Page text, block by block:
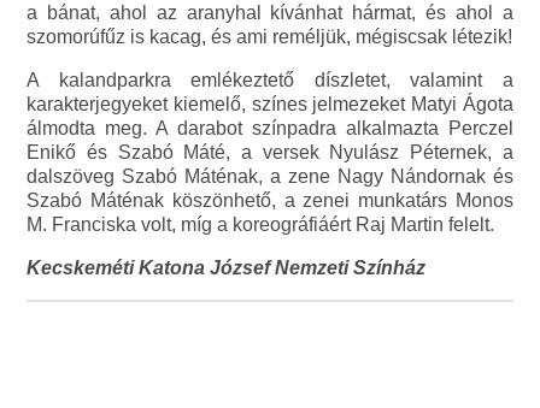
a bánat, ahol az aranyhal kívánhat hármat, és ahol a
szomorúfűz is kacag, és ami reméljük, mégiscsak létezik!
A kalandparkra emlékeztető díszletet, valamint a
karakterjegyeket kiemelő, színes jelmezeket Matyi Ágota
álmodta meg. A darabot színpadra alkalmazta Perczel
Enikő és Szabó Máté, a versek Nyulász Péternek, a
dalszöveg Szabó Máténak, a zene Nagy Nándornak és
Szabó Máténak köszönhető, a zenei munkatárs Monos
M. Franciska volt, míg a koreográfiáért Raj Martin felelt.
Kecskeméti Katona József Nemzeti Színház